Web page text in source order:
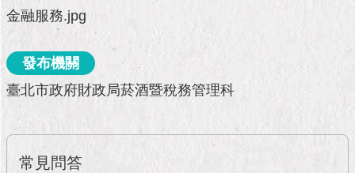
公
告
施
政
願
及
果
金融服務.jpg
發布機關
臺北市政府財政局菸酒暨稅務管理科
常見問答